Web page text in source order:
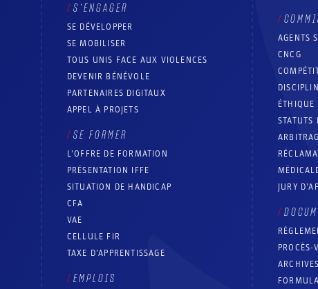
S’ENGAGER
SE DÉVELOPPER
SE MOBILISER
TOUS UNIS FACE AUX VIOLENCES
DEVENIR BÉNÉVOLE
PARTENAIRES DIGITAUX
APPEL À PROJETS
SE FORMER
L’OFFRE DE FORMATION
PRÉSENTATION IFFE
SITUATION DE HANDICAP
CFA
VAE
CELLULE FIR
TAXE D’APPRENTISSAGE
EMPLOIS
AGENTS
CNCG
STATUTS
JURY
PROCÈS-